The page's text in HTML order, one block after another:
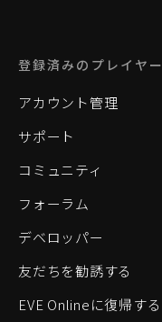
登録済みのプレイヤー
アカウント管理
サポート
コミュニティ
フォーラム
デベロッパー
友だちを勧誘する
EVE Onlineに復帰する